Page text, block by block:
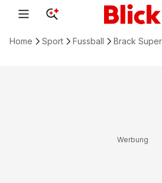
Home Sport Fussball Brack